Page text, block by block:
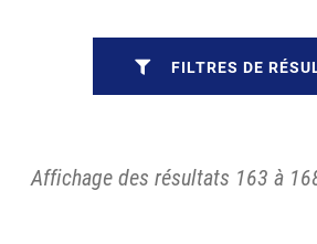
Affichage des résultats 163 à
FILTRES DE